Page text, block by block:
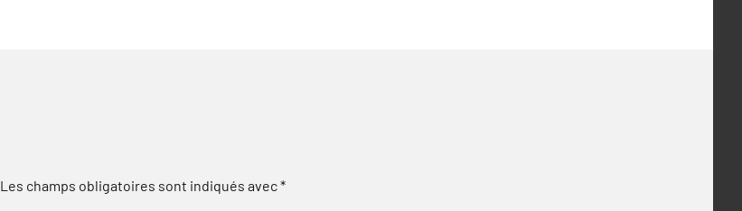
Les champs obligatoires sont indiqués avec*